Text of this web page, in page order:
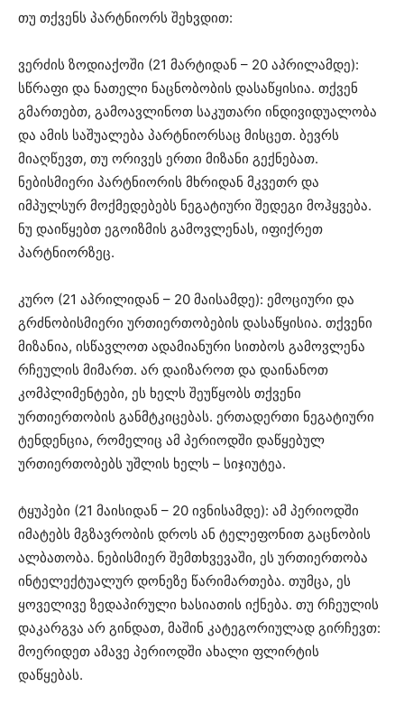
თუ თქვენს პარტნიორს შეხვდით:
ვერძის ზოდიაქოში (21 მარტიდან – 20 აპრილამდე):
სწრაფი და ნათელი ნაცნობობის დასაწყისია. თქვენ
გმართებთ, გამოავლინოთ საკუთარი ინდივიდუალობა
და ამის საშუალება პარტნიორსაც მისცეთ. ბევრს
მიაღწევთ, თუ ორივეს ერთი მიზანი გექნებათ.
ნებისმიერი პარტნიორის მხრიდან მკვეთრ და
იმპულსურ მოქმედებებს ნეგატიური შედეგი მოჰყვება.
ნუ დაიწყებთ ეგოიზმის გამოვლენას, იფიქრეთ
პარტნიორზეც.
კურო (21 აპრილიდან – 20 მაისამდე): ემოციური და
გრძნობისმიერი ურთიერთობების დასაწყისია. თქვენი
მიზანია, ისწავლოთ ადამიანური სითბოს გამოვლენა
რჩეულის მიმართ. არ დაიზაროთ და დაინანოთ
კომპლიმენტები, ეს ხელს შეუწყობს თქვენი
ურთიერთობის განმტკიცებას. ერთადერთი ნეგატიური
ტენდენცია, რომელიც ამ პერიოდში დაწყებულ
ურთიერთობებს უშლის ხელს – სიჯიუტეა.
ტყუპები (21 მაისიდან – 20 ივნისამდე): ამ პერიოდში
იმატებს მგზავრობის დროს ან ტელეფონით გაცნობის
ალბათობა. ნებისმიერ შემთხვევაში, ეს ურთიერთობა
ინტელექტუალურ დონეზე წარიმართება. თუმცა, ეს
ყოველივე ზედაპირული ხასიათის იქნება. თუ რჩეულის
დაკარგვა არ გინდათ, მაშინ კატეგორიულად გირჩევთ:
მოერიდეთ ამავე პერიოდში ახალი ფლირტის
დაწყებას.